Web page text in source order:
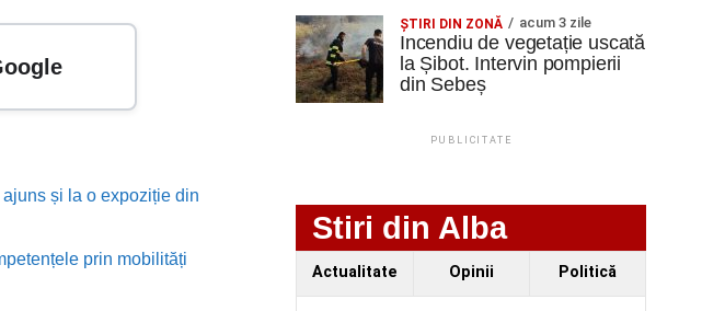
și la o expoziție din
prin mobilități
ŞTIRI DIN ZONĂ acum 3 zile
Incendiu de vegetație uscată
la Șibot. Intervin pompierii
din Sebeș
PUBLICITATE
Stiri din Alba
Actualitate Opinii Politică